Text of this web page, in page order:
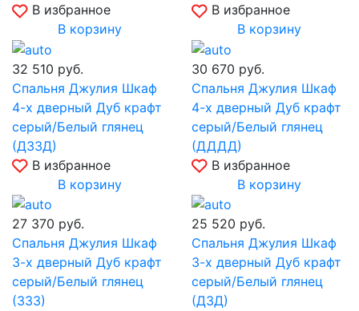
В избранное
В корзину
В избранное
В корзину
32 510 руб.
Спальня Джулия Шкаф
4-х дверный Дуб крафт
серый/Белый глянец
(ДЗЗД)
В избранное
В корзину
30 670 руб.
Спальня Джулия Шкаф
4-х дверный Дуб крафт
серый/Белый глянец
(ДДДД)
В избранное
В корзину
27 370 руб.
Спальня Джулия Шкаф
3-х дверный Дуб крафт
серый/Белый глянец
(ЗЗЗ)
25 520 руб.
Спальня Джулия Шкаф
3-х дверный Дуб крафт
серый/Белый глянец
(ДЗД)